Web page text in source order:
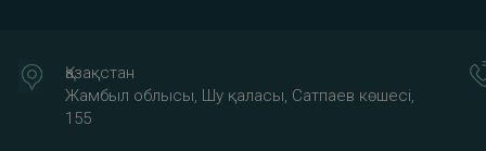
Қазақстан
Жамбыл облысы, Шу қаласы, Сатпаев көшесі,
155